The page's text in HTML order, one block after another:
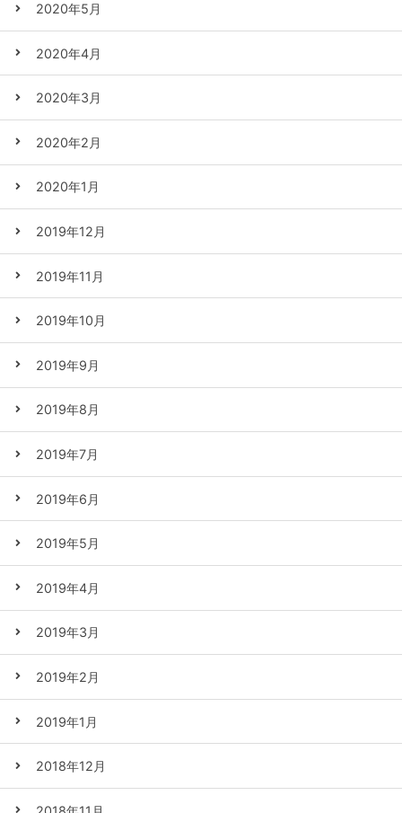
2020年5月
2020年4月
2020年3月
2020年2月
2020年1月
2019年12月
2019年11月
2019年10月
2019年9月
2019年8月
2019年7月
2019年6月
2019年5月
2019年4月
2019年3月
2019年2月
2019年1月
2018年12月